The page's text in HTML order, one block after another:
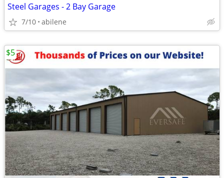
Steel Garages - 2 Bay Garage
7/10 abilene
$5